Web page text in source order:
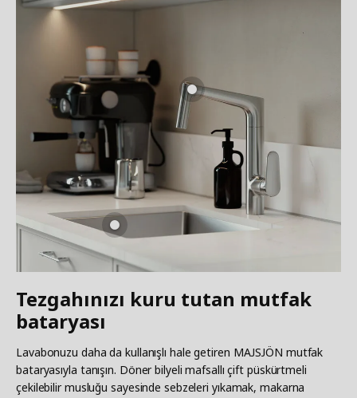
Tezgahınızı kuru tutan mutfak
bataryası
Lavabonuzu daha da kullanışlı hale getiren MAJSJÖN mutfak
bataryasıyla tanışın. Döner bilyeli mafsallı çift püskürtmeli
çekilebilir musluğu sayesinde sebzeleri yıkamak, makarna